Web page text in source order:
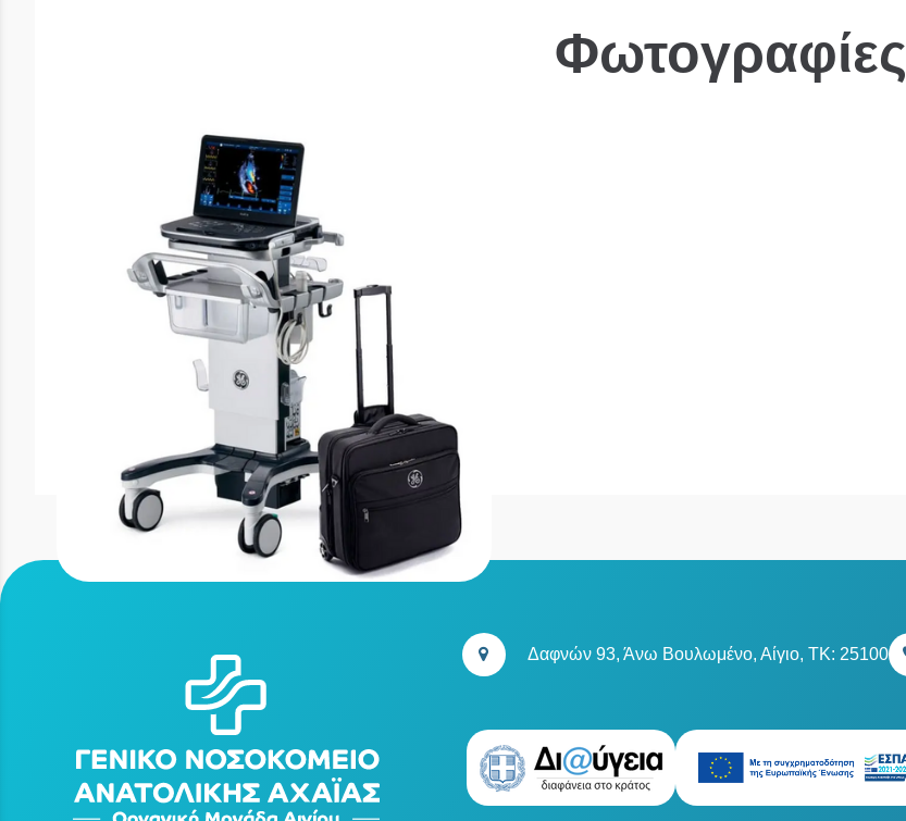
Φωτογραφίες
Λίστα αντικειμένων
Φορητός υπερηχογράφος τελευταίας
τεχνολογίας GE Vivid™iq
Δαφνών 93, Άνω Βουλωμένο, Αίγιο, TK: 25100